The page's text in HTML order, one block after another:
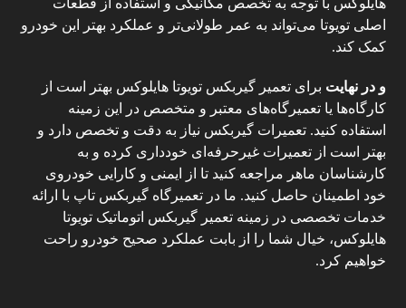
هایلوکس با توجه به تخصص مکانیکی و استفاده از قطعات
اصلی تویوتا می‌تواند به عمر طولانی‌تر و عملکرد بهتر این خودرو
کمک کند.
و در نهایت برای تعمیر گیربکس تویوتا هایلوکس بهتر است از
کارگاه‌ها یا تعمیرگاه‌های معتبر و متخصص در این زمینه
استفاده کنید. تعمیرات گیربکس نیاز به دقت و تخصص دارد و
بهتر است از تعمیرات غیرحرفه‌ای خودداری کرده و به
کارشناسان ماهر مراجعه کنید تا از ایمنی و کارایی خودروی
خود اطمینان حاصل کنید. ما درتعمیرگاه گیربکس تاپ با ارائه
خدمات تخصصی در زمینه تعمیر گیربکس اتوماتیک تویوتا
هایلوکس، خیال شما را از بابت عملکرد صحیح خودرو راحت
خواهیم کرد.